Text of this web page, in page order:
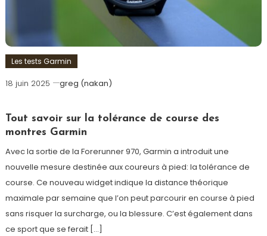
Les tests Garmin
18 juin 2025 greg (nakan)
Tout savoir sur la tolérance de course des
montres Garmin
Avec la sortie de la Forerunner 970, Garmin a introduit une
nouvelle mesure destinée aux coureurs à pied: la tolérance de
course. Ce nouveau widget indique la distance théorique
maximale par semaine que l’on peut parcourir en course à pied
sans risquer la surcharge, ou la blessure. C’est également dans
ce sport que se ferait […]